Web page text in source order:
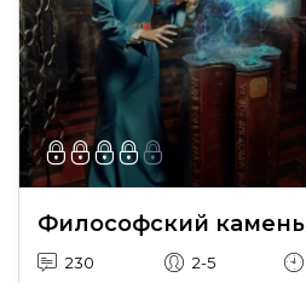
Философский камень
230 2-5